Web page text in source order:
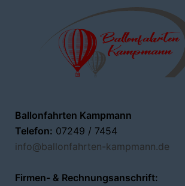
Ballonfahrten Kampmann
Telefon: 07249 / 7454
info@ballonfahrten-kampmann.de
Firmen- & Rechnungsanschrift: